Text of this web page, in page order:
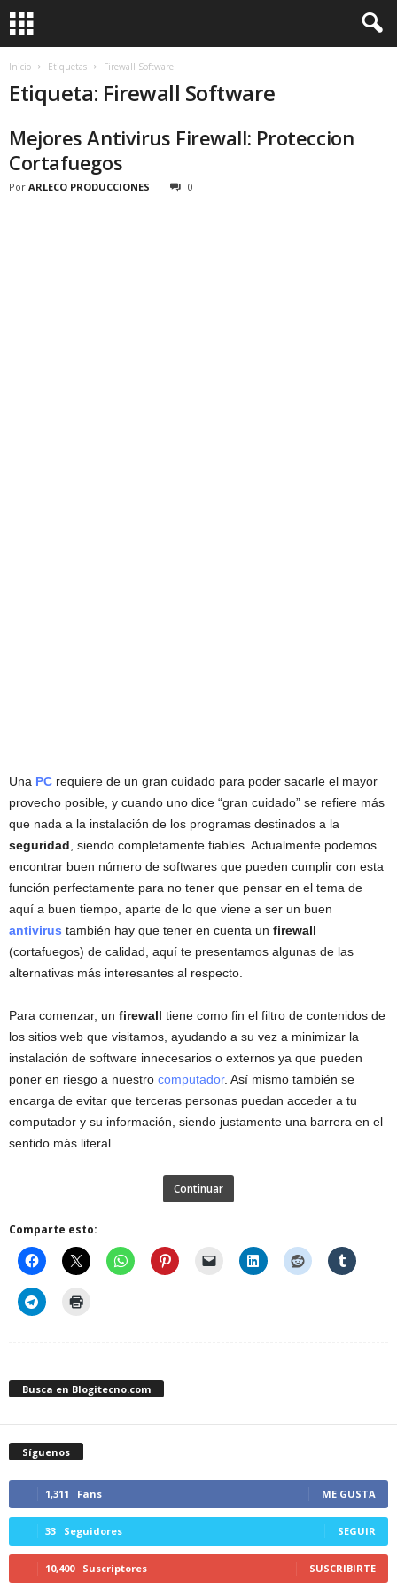
Inicio Etiquetas Firewall Software
Etiqueta: Firewall Software
Mejores Antivirus Firewall: Proteccion
Cortafuegos
Por ARLECO PRODUCCIONES 0
Una PC requiere de un gran cuidado para poder sacarle el mayor
provecho posible, y cuando uno dice “gran cuidado” se refiere más
que nada a la instalación de los programas destinados a la
seguridad , siendo completamente fiables. Actualmente podemos
encontrar buen número de softwares que pueden cumplir con esta
función perfectamente para no tener que pensar en el tema de
aquí a buen tiempo, aparte de lo que viene a ser un buen
antivirus también hay que tener en cuenta un firewall
(cortafuegos) de calidad, aquí te presentamos algunas de las
alternativas más interesantes al respecto.
Para comenzar, un firewall tiene como fin el filtro de contenidos de
los sitios web que visitamos, ayudando a su vez a minimizar la
instalación de software innecesarios o externos ya que pueden
poner en riesgo a nuestro computador. Así mismo también se
encarga de evitar que terceras personas puedan acceder a tu
computador y su información, siendo justamente una barrera en el
sentido más literal.
Continuar
Comparte esto:
Busca en Blogitecno.com
Síguenos
1,311 Fans ME GUSTA
33 Seguidores SEGUIR
10,400 Suscriptores SUSCRIBIRTE